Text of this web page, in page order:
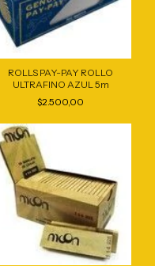
ROLLS PAY-PAY ROLLO
ULTRAFINO AZUL 5m
$2.500,00